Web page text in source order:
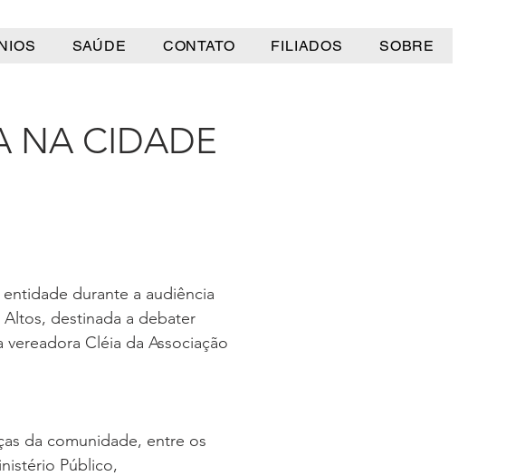
SAÚDE CONTATO FILIADOS SOBRE
NA CIDADE
durante a audiência
destinada a debater
Cléia da Associação
da comunidade, entre os
Público,